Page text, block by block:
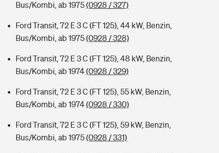
Bus/Kombi, ab 1975(0928 / 327)
Ford Transit, 72 E 3 C (FT 125), 44 kW, Benzin,
Bus/Kombi, ab 1975(0928 / 328)
Ford Transit, 72 E 3 C (FT 125), 48 kW, Benzin,
Bus/Kombi, ab 1974(0928 / 329)
Ford Transit, 72 E 3 C (FT 125), 55 kW, Benzin,
Bus/Kombi, ab 1974(0928 / 330)
Ford Transit, 72 E 3 C (FT 125), 59 kW, Benzin,
Bus/Kombi, ab 1975(0928 / 331)